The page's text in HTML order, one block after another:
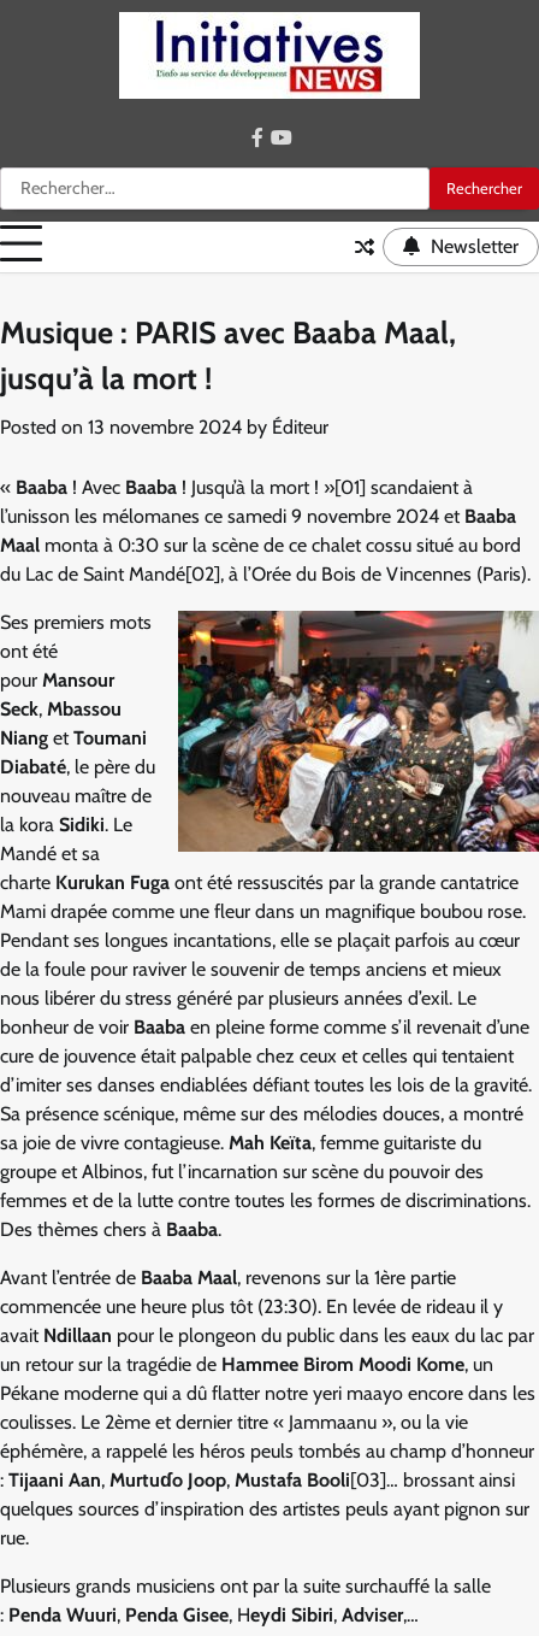
Rechercher :
facebook
youtube
Newsletter
Musique : PARIS avec Baaba Maal,
jusqu’à la mort !
Posted on 13 novembre 2024 by Éditeur
« Baaba ! Avec Baaba ! Jusqu’à la mort ! »[01] scandaient à
l’unisson les mélomanes ce samedi 9 novembre 2024 etBaaba
Maal monta à 0:30 sur la scène de ce chalet cossu situé au bord
du Lac de Saint Mandé[02], à l’Orée du Bois de Vincennes (Paris).
Ses premiers mots
ont été
pour Mansour
Seck, Mbassou
Niang etToumani
Diabaté, le père du
nouveau maître de
la kora Sidiki. Le
Mandé et sa
charte Kurukan Fuga ont été ressuscités par la grande cantatrice
Mami drapée comme une fleur dans un magnifique boubou rose.
Pendant ses longues incantations, elle se plaçait parfois au cœur
de la foule pour raviver le souvenir de temps anciens et mieux
nous libérer du stress généré par plusieurs années d’exil. Le
bonheur de voir Baaba en pleine forme comme s’il revenait d’une
cure de jouvence était palpable chez ceux et celles qui tentaient
d’imiter ses danses endiablées défiant toutes les lois de la gravité.
Sa présence scénique, même sur des mélodies douces, a montré
sa joie de vivre contagieuse. Mah Keïta, femme guitariste du
groupe et Albinos, fut l’incarnation sur scène du pouvoir des
femmes et de la lutte contre toutes les formes de discriminations.
Des thèmes chers à Baaba.
Avant l’entrée de Baaba Maal, revenons sur la 1ère partie
commencée une heure plus tôt (23:30). En levée de rideau il y
avait Ndillaan pour le plongeon du public dans les eaux du lac par
un retour sur la tragédie de Hammee Birom Moodi Kome, un
Pékane moderne qui a dû flatter notre yeri maayo encore dans les
coulisses. Le 2ème et dernier titre « Jammaanu », ou la vie
éphémère, a rappelé les héros peuls tombés au champ d’honneur
: Tijaani Aan, Murtuɗo Joop, Mustafa Booli[03]… brossant ainsi
quelques sources d’inspiration des artistes peuls ayant pignon sur
rue.
Plusieurs grands musiciens ont par la suite surchauffé la salle
: Penda Wuuri, Penda Gisee, Heydi Sibiri, Adviser,…